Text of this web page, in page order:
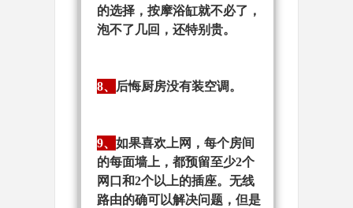
的选择，按摩浴缸就不必了，
泡不了几回，还特别贵。
8、 后悔厨房没有装空调。
9、如果喜欢上网，每个房间
的每面墙上，都预留至少2个
网口和2个以上的插座。无线
路由的确可以解决问题，但是